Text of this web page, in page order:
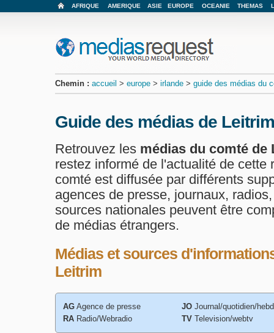
AFRIQUE AMERIQUE ASIE EUROPE OCEANIE THEMAS
Chemin : accueil > europe > irlande > guide des médias du
Guide des médias de Leitrim
Retrouvez les médias du comté de
restez informé de l'actualité de cette
comté est diffusée par différents
agences de presse, journaux,
sources nationales peuvent être
de médias étrangers.
Médias et sources
Leitrim
AG Agence de presse
RA Radio/Webradio
JO Journal/quotidien/
TV Television/webtv